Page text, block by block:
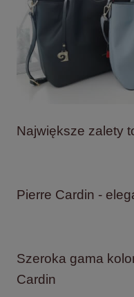
Największe zalety
Pierre Cardin -
Szeroka gama
Cardin